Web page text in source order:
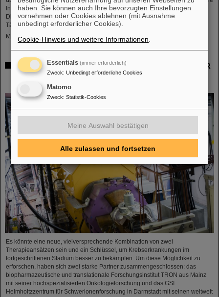
Infrastruktur sowie insbesondere über das Berufsangebot bei GSI und FAIR.
Die Mädchen nutzten den Girls’Day, um einen Einblick in die vielfältigen
Tätigkeiten in einer internationalen Forschungseinrichtung…
Mehr »
Gemeinsam für die Krebsforschung: TRON und GSI/FAIR
untersuchen Kombination von Schwerionentherapie und
mRNA-Impfstoff
Es könnte eine neue, vielversprechende Kombination von zwei
Therapieansätzen sein und ein Schlüssel, um Krebserkrankungen im
fortgeschrittenen Stadium besser zu bekämpfen. Um diese Möglichkeit zu
erforschen, haben sich zwei starke Partner zusammengeschlossen: das
biopharmazeutische und translationale Forschungsinstitut TRON aus Mainz
mit seiner hochspezialisierten Onkologieforschung und das GSI
Helmholtzzentrum für Schwerionenforschung in Darmstadt mit seinen weltweit
haben. Sie können auch Ihre bevorzugten Einstellungen
vornehmen oder Cookies ablehnen (mit Ausnahme
unbedingt erforderlicher Cookies).
Cookie-Hinweis und weitere Informationen
Essentials (immer erforderlich)
Zweck: Unbedingt erforderliche Cookies
Matomo
Zweck: Statistik-Cookies
Meine Auswahl bestätigen
Alle zulassen und fortsetzen